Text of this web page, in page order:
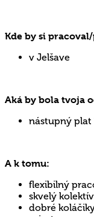
Kde by si
v Jelšave
Aká by bola tvoja
nástupný plat
A k tomu:
flexibilný
skvelý
dobré